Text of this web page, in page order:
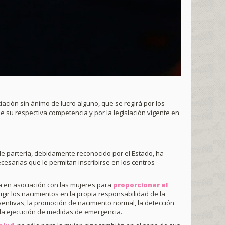
sin ánimo de lucro alguno, que se regirá por los
respectiva competencia y por la legislación vigente en
partería, debidamente reconocido por el Estado, ha
que le permitan inscribirse en los centros
asociación con las mujeres para proporcionar el
los nacimientos en la propia responsabilidad de la
la promoción de nacimiento normal, la detección
ejecución de medidas de emergencia.